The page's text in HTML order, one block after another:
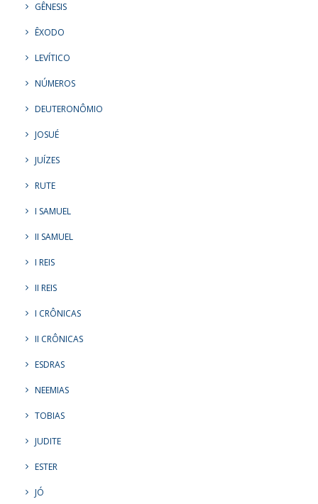
GÊNESIS
ÊXODO
LEVÍTICO
NÚMEROS
DEUTERONÔMIO
JOSUÉ
JUÍZES
RUTE
I SAMUEL
II SAMUEL
I REIS
II REIS
I CRÔNICAS
II CRÔNICAS
ESDRAS
NEEMIAS
TOBIAS
JUDITE
ESTER
JÓ